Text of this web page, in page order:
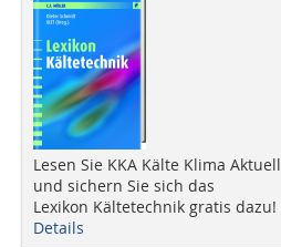
Lesen Sie KKA Kälte Klima Aktuell
und sichern Sie sich das
Lexikon Kältetechnik gratis dazu!
Details